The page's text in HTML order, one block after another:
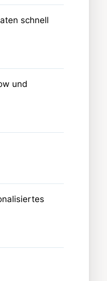
schnell
und